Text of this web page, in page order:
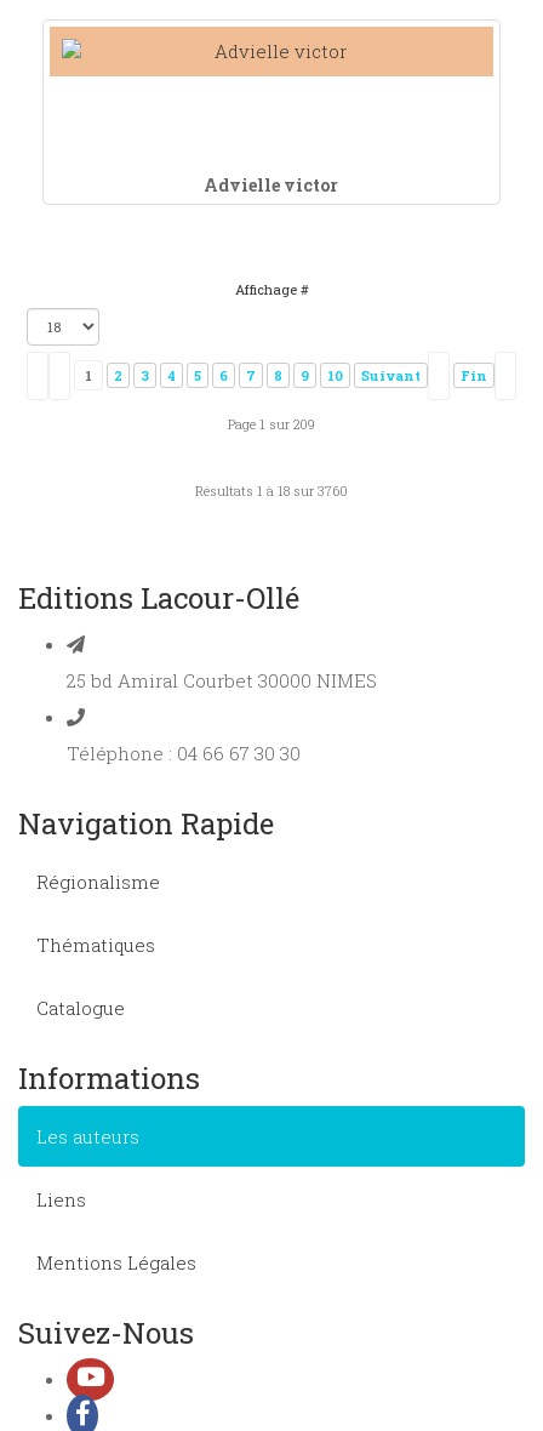
Advielle victor
Affichage #
1 2 3 4 5 6 7 8 9 10 Suivant Fin
Page 1 sur 209
Résultats 1 à 18 sur 3760
Editions Lacour-Ollé
25 bd Amiral Courbet 30000 NIMES
Téléphone : 04 66 67 30 30
Navigation Rapide
Régionalisme
Thématiques
Catalogue
Informations
Les auteurs
Liens
Mentions Légales
Suivez-Nous